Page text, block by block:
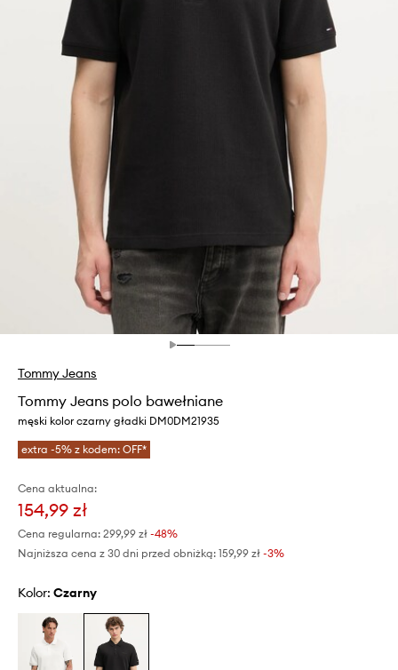
Tommy Jeans
Tommy Jeans polo bawełniane
męski kolor czarny gładki DM0DM21935
extra -5% z kodem: OFF*
Cena aktualna:
154,99 zł
Cena regularna: 299,99 zł -48%
Najniższa cena z 30 dni przed obniżką: 159,99 zł -3%
Kolor: czarny